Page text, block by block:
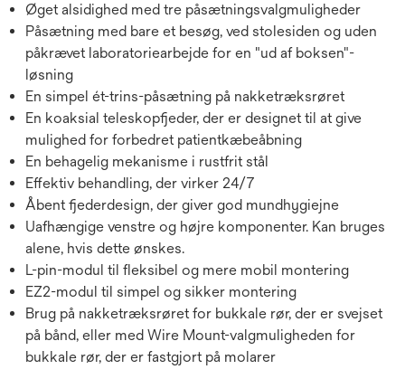
Øget alsidighed med tre påsætningsvalgmuligheder
Påsætning med bare et besøg, ved stolesiden og uden
påkrævet laboratoriearbejde for en "ud af boksen"-
løsning
En simpel ét-trins-påsætning på nakketræksrøret
En koaksial teleskopfjeder, der er designet til at give
mulighed for forbedret patientkæbeåbning
En behagelig mekanisme i rustfrit stål
Effektiv behandling, der virker 24/7
Åbent fjederdesign, der giver god mundhygiejne
Uafhængige venstre og højre komponenter. Kan bruges
alene, hvis dette ønskes.
L-pin-modul til fleksibel og mere mobil montering
EZ2-modul til simpel og sikker montering
Brug på nakketræksrøret for bukkale rør, der er svejset
på bånd, eller med Wire Mount-valgmuligheden for
bukkale rør, der er fastgjort på molarer